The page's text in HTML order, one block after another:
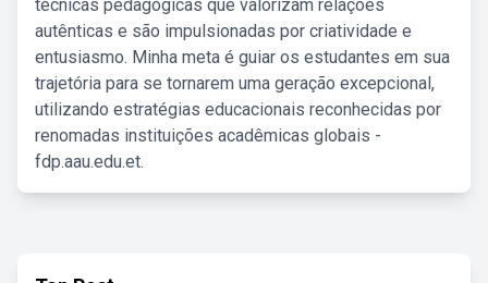
técnicas pedagógicas que valorizam relações
autênticas e são impulsionadas por criatividade e
entusiasmo. Minha meta é guiar os estudantes em sua
trajetória para se tornarem uma geração excepcional,
utilizando estratégias educacionais reconhecidas por
renomadas instituições acadêmicas globais -
fdp.aau.edu.et.